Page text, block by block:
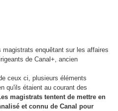
magistrats enquêtant sur les affaires
de Canal+, ancien
ceux ci, plusieurs éléments
qu'ils étaient au courant des
magistrats tentent de mettre en
et connu de Canal pour